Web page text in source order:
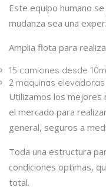
Este equipo humano
mudanza sea una
Amplia flota para
15 camiones desde
2 maquinas
Utilizamos los mejores
el mercado para
general, seguros a
Toda una estructura
condiciones optimas,
total.